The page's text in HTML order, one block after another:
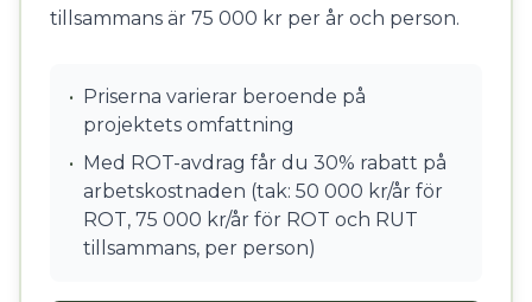
tillsammans är 75 000 kr per år och person.
• Priserna varierar beroende på
projektets omfattning
• Med ROT-avdrag får du 30% rabatt på
arbetskostnaden (tak: 50 000 kr/år för
ROT, 75 000 kr/år för ROT och RUT
tillsammans, per person)